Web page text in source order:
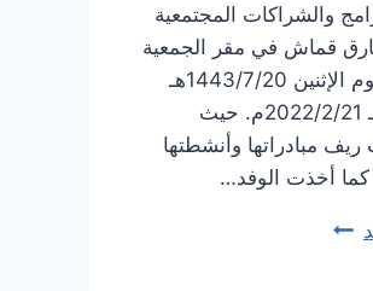
والشراكات المجتمعية
قماش في مقر الجمعية
بالرياض يوم الإثنين 1443/7/20هـ
الموافق لـ 2022/2/21م. حيث
مبادراتها وأنشطتها
كما أخذت الوفد…
جمعية